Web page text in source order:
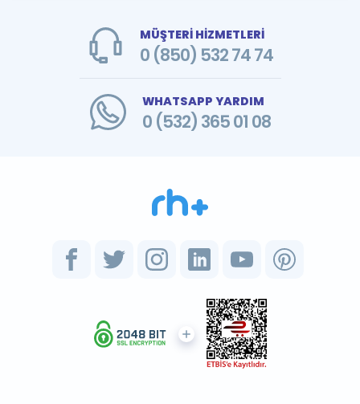
MÜŞTERİ HİZMETLERİ
0 (850) 532 74 74
WHATSAPP YARDIM
0 (532) 365 01 08